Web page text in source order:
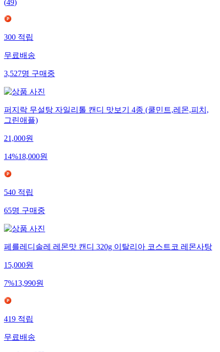
(49)
300적립
무료배송
3,527명구매중
퍼지락 무설탕 자일리톨 캔디 맛보기 4종 (쿨민트,레몬,피치,
그린애플)
21,000원
14%18,000원
540적립
65명구매중
페를레디솔레 레몬맛 캔디 320g 이탈리아 코스트코 레몬사탕
15,000원
7%13,990원
419적립
무료배송